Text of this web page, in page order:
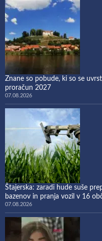
Znane so pobude, ki so se
proračun 2027
07.08.2026
Štajerska: zaradi hude suše
bazenov in pranja vozil v 16
07.08.2026